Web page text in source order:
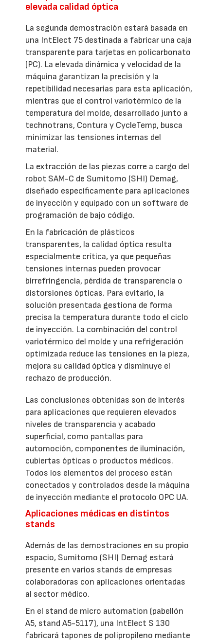
elevada calidad óptica
La segunda demostración estará basada en
una IntElect 75 destinada a fabricar una caja
transparente para tarjetas en policarbonato
(PC). La elevada dinámica y velocidad de la
máquina garantizan la precisión y la
repetibilidad necesarias para esta aplicación,
mientras que el control variotérmico de la
temperatura del molde, desarrollado junto a
technotrans, Contura y CycleTemp, busca
minimizar las tensiones internas del
material.
La extracción de las piezas corre a cargo del
robot SAM-C de Sumitomo (SHI) Demag,
diseñado específicamente para aplicaciones
de inyección y equipado con un software de
programación de bajo código.
En la fabricación de plásticos
transparentes, la calidad óptica resulta
especialmente crítica, ya que pequeñas
tensiones internas pueden provocar
birrefringencia, pérdida de transparencia o
distorsiones ópticas. Para evitarlo, la
solución presentada gestiona de forma
precisa la temperatura durante todo el ciclo
de inyección. La combinación del control
variotérmico del molde y una refrigeración
optimizada reduce las tensiones en la pieza,
mejora su calidad óptica y disminuye el
rechazo de producción.
Las conclusiones obtenidas son de interés
para aplicaciones que requieren elevados
niveles de transparencia y acabado
superficial, como pantallas para
automoción, componentes de iluminación,
cubiertas ópticas o productos médicos.
Todos los elementos del proceso están
conectados y controlados desde la máquina
de inyección mediante el protocolo OPC UA.
Aplicaciones médicas en distintos
stands
Además de las demostraciones en su propio
espacio, Sumitomo (SHI) Demag estará
presente en varios stands de empresas
colaboradoras con aplicaciones orientadas
al sector médico.
En el stand de micro automation (pabellón
A5, stand A5-5117), una IntElect S 130
fabricará tapones de polipropileno mediante